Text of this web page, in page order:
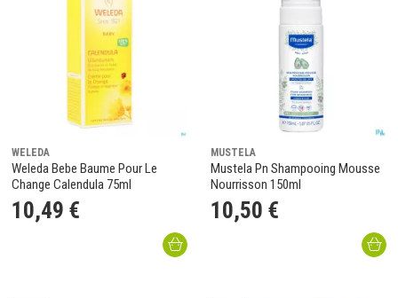
WELEDA
Weleda Bebe Baume Pour Le
Change Calendula 75ml
10,49 €
MUSTELA
Mustela Pn Shampooing Mousse
Nourrisson 150ml
10,50 €